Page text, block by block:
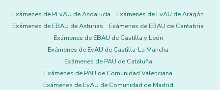
Exámenes de PEvAU de Andalucía
Exámenes de EvAU de Aragón
Exámenes de EBAU de Asturias
Exámenes de EBAU de Cantabria
Exámenes de EBAU de Castilla y León
Exámenes de EvAU de Castilla-La Mancha
Exámenes de PAU de Cataluña
Exámenes de PAU de Comunidad Valenciana
Exámenes de EvAU de Comunidad de Madrid